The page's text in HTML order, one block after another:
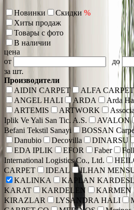
Новинки Скидки %
Хиты продаж
Товары с фото
В наличии
цена
от
до
за шт.
Производители
AIDIN CARPET
ALFA CARPET
ANGEL HALI
ARDA
Arda
ARTEMIS
ARTWORK
Iplik Ve Yali San Tic. A.S.
AVALON
Befani Tekstil Sanayi
BOSSAN
Danubio
Decovilla DINARSU
EDA IPLIK
EFOR Faber
International Logistics Co., Ltd.
CARPET
IDEAL ILHAN
KALINKA
KAPLAN
KARAT
KARDELEN KARMEN
KIRAZLAR
LYSANDRA HALI